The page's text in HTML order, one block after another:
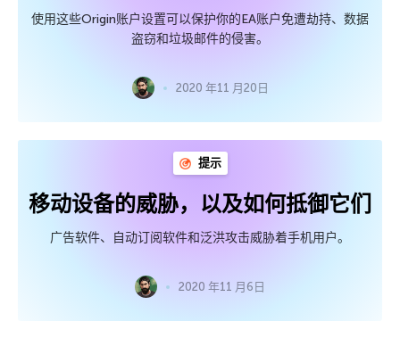
使用这些Origin账户设置可以保护你的EA账户免遭劫持、数据
盗窃和垃圾邮件的侵害。
2020 年11 月20日
提示
移动设备的威胁，以及如何抵御它们
广告软件、自动订阅软件和泛洪攻击威胁着手机用户。
2020 年11 月6日